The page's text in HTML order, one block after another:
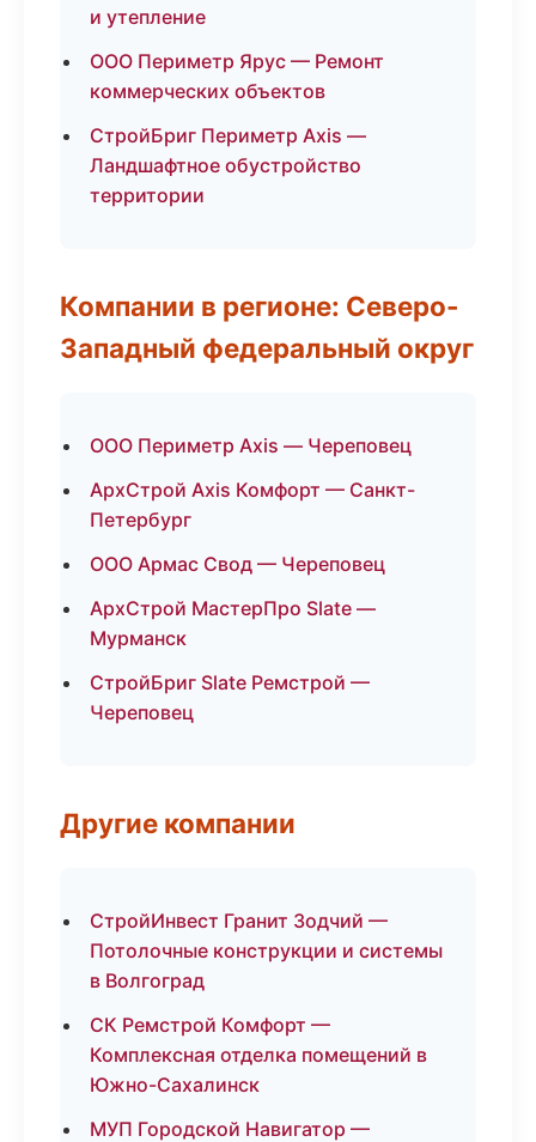
и утепление
ООО Периметр Ярус — Ремонт
коммерческих объектов
СтройБриг Периметр Axis —
Ландшафтное обустройство
территории
Компании в регионе: Северо-
Западный федеральный округ
ООО Периметр Axis — Череповец
АрхСтрой Axis Комфорт — Санкт-
Петербург
ООО Армас Свод — Череповец
АрхСтрой МастерПро Slate —
Мурманск
СтройБриг Slate Ремстрой —
Череповец
Другие компании
СтройИнвест Гранит Зодчий —
Потолочные конструкции и системы
в Волгоград
СК Ремстрой Комфорт —
Комплексная отделка помещений в
Южно-Сахалинск
МУП Городской Навигатор —